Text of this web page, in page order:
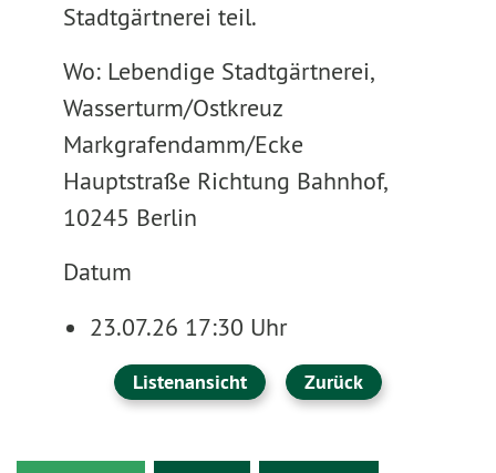
Stadtgärtnerei teil.
Wo: Lebendige Stadtgärtnerei,
Wasserturm/Ostkreuz
Markgrafendamm/Ecke
Hauptstraße Richtung Bahnhof,
10245 Berlin
Datum
23.07.26 17:30 Uhr
Listenansicht Zurück